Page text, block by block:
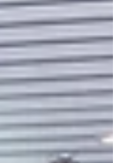
– 3:45 讲者：刘巨基 医生
一楼副堂（香港金钟夏悫道 16
对象：教会内外有兴趣人士
中的二维码或点击以下链接登记
forms/d/e/